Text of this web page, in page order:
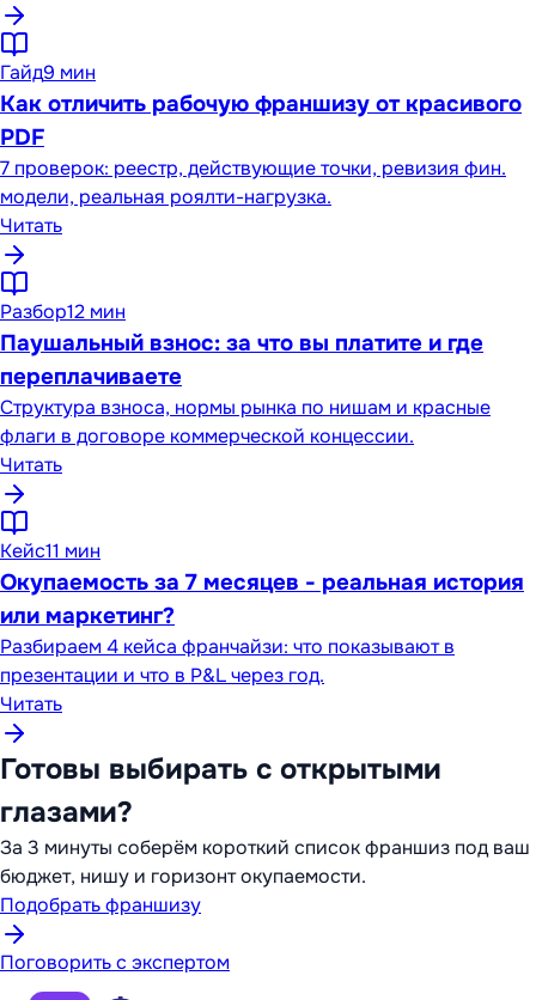
Гайд9 мин
Как отличить рабочую франшизу от красивого
PDF
7 проверок: реестр, действующие точки, ревизия фин.
модели, реальная роялти-нагрузка.
Читать
Разбор12 мин
Паушальный взнос: за что вы платите и где
переплачиваете
Структура взноса, нормы рынка по нишам и красные
флаги в договоре коммерческой концессии.
Читать
Кейс11 мин
Окупаемость за 7 месяцев - реальная история
или маркетинг?
Разбираем 4 кейса франчайзи: что показывают в
презентации и что в P&L через год.
Читать
Готовы выбирать с открытыми
глазами?
За 3 минуты соберём короткий список франшиз под ваш
бюджет, нишу и горизонт окупаемости.
Подобрать франшизу
Поговорить с экспертом